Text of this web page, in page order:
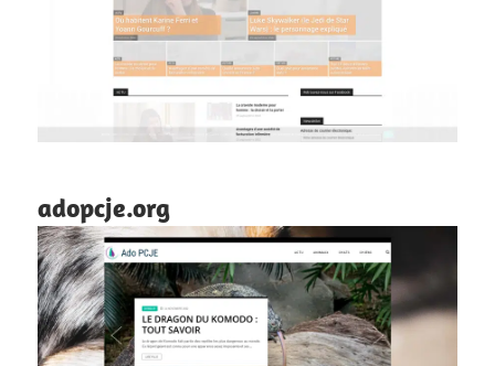
adopcje.org